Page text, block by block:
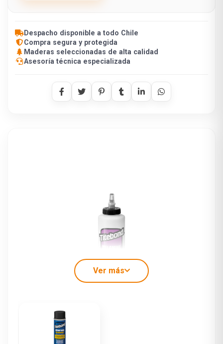
Despacho disponible a todo Chile
Compra segura y protegida
Maderas seleccionadas de alta calidad
Asesoría técnica especializada
PEGAMENTO PARA MELAMINA
Ver más